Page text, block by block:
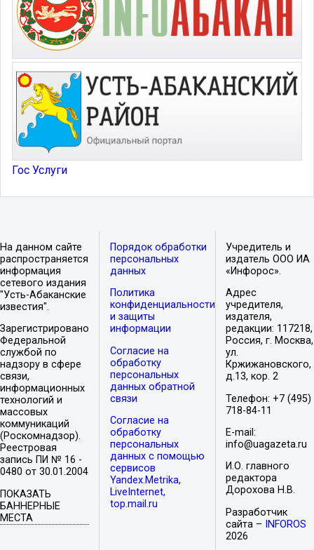
Гос Услуги
На данном сайте
распространяется
информация
сетевого издания
"Усть-Абаканские
известия".
Зарегистрировано
Федеральной
службой по
надзору в сфере
связи,
информационных
технологий и
массовых
коммуникаций
(Роскомнадзор).
Реестровая
запись ПИ № 16 -
0480 от 30.01.2004
ПОКАЗАТЬ
БАННЕРНЫЕ
МЕСТА
Порядок обработки
персональных
данных
Политика
конфиденциальности
и защиты
информации
Согласие на
обработку
персональных
данных обратной
связи
Согласие на
обработку
персональных
данных с помощью
сервисов
Yandex.Metrika,
LiveInternet,
top.mail.ru
Учредитель и
издатель ООО ИА
«Инфорос».
Адрес
учредителя,
издателя,
редакции: 117218,
Россия, г. Москва,
ул.
Кржижановского,
д.13, кор. 2
Телефон: +7 (495)
718-84-11
E-mail:
info@uagazeta.ru
И.О. главного
редактора
Дорохова Н.В.
Разработчик
сайта –
INFOROS
2026